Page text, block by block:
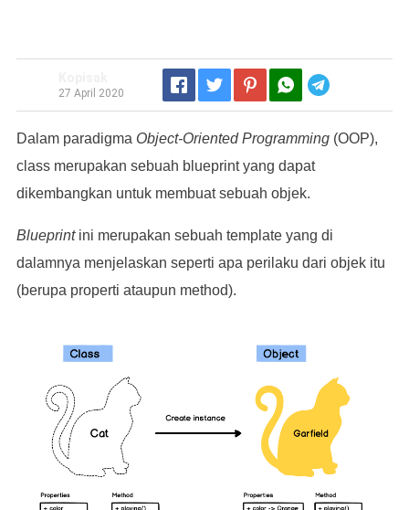
27 April 2020
Dalam paradigma Object-Oriented Programming(OOP),
class merupakan sebuah blueprint yang dapat
dikembangkan untuk membuat sebuah objek.
Blueprintini merupakan sebuah template yang di
dalamnya menjelaskan seperti apa perilaku dari objek itu
(berupa properti ataupun method).